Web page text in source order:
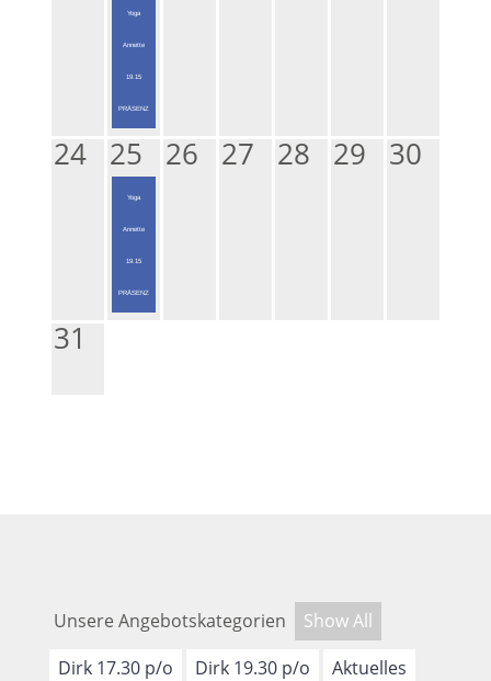
Yoga
Annette
19.15
PRÄSENZ
24 25
Yoga
Annette
19.15
PRÄSENZ
26 27 28 29 30
31
Unsere Angebotskategorien
Show All
Dirk 17.30 p/o
Dirk 19.30 p/o
Aktuelles